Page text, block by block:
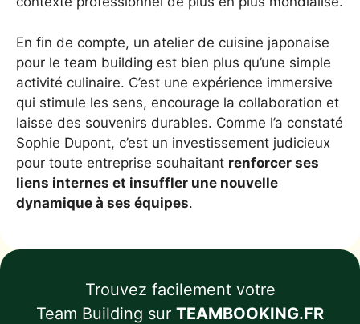
En fin de compte, un atelier de cuisine japonaise
pour le team building est bien plus qu’une simple
activité culinaire. C’est une expérience immersive
qui stimule les sens, encourage la collaboration et
laisse des souvenirs durables. Comme l’a constaté
Sophie Dupont, c’est un investissement judicieux
pour toute entreprise souhaitant renforcer ses
liens internes et insuffler une nouvelle
dynamique à ses équipes.
Trouvez facilement votre
Team Building sur TEAMBOOKING.FR